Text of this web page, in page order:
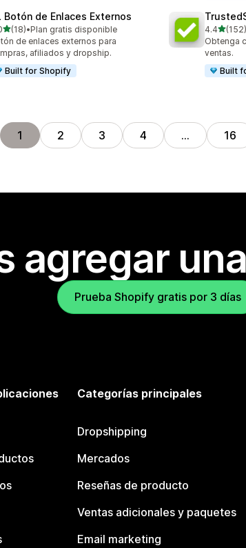
Botón de Enlaces Externos
de 5 estrellas
(18)
reseñas en total
•Plan gratis disponible
de enlaces externos para
afiliados y dropship.
Built for Shopify
4.4de 5(152)
152
Obtenga
ventas.
Built
1 2 3 4 … 16
agregar
Prueba Shopify gratis por 3 días
Categorías principales
Dropshipping
Mercados
Reseñas de producto
Ventas adicionales y paquetes
Email marketing